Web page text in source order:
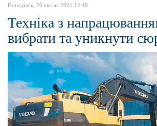
Понеділок, 26 квітня 2021 12:48
Техніка з
вибрати та уникнути